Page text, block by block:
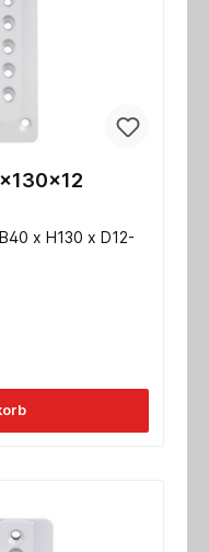
x H130 x D12-